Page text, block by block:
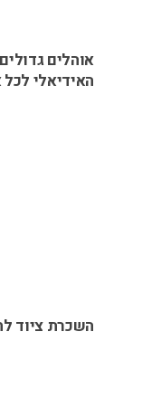
אוהלים
האידיאלי לכל
השכרת ציוד